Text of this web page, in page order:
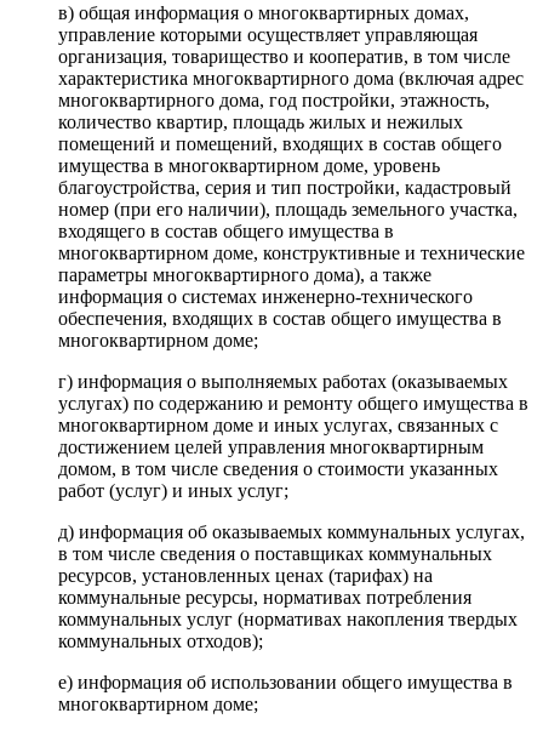
в) общая информация о многоквартирных домах,
управление которыми осуществляет управляющая
организация, товарищество и кооператив, в том числе
характеристика многоквартирного дома (включая адрес
многоквартирного дома, год постройки, этажность,
количество квартир, площадь жилых и нежилых
помещений и помещений, входящих в состав общего
имущества в многоквартирном доме, уровень
благоустройства, серия и тип постройки, кадастровый
номер (при его наличии), площадь земельного участка,
входящего в состав общего имущества в
многоквартирном доме, конструктивные и технические
параметры многоквартирного дома), а также
информация о системах инженерно-технического
обеспечения, входящих в состав общего имущества в
многоквартирном доме;
г) информация о выполняемых работах (оказываемых
услугах) по содержанию и ремонту общего имущества в
многоквартирном доме и иных услугах, связанных с
достижением целей управления многоквартирным
домом, в том числе сведения о стоимости указанных
работ (услуг) и иных услуг;
д) информация об оказываемых коммунальных услугах,
в том числе сведения о поставщиках коммунальных
ресурсов, установленных ценах (тарифах) на
коммунальные ресурсы, нормативах потребления
коммунальных услуг (нормативах накопления твердых
коммунальных отходов);
е) информация об использовании общего имущества в
многоквартирном доме;